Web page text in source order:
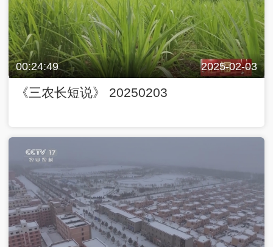
00:24:49 2025-02-03
《三农长短说》 20250203